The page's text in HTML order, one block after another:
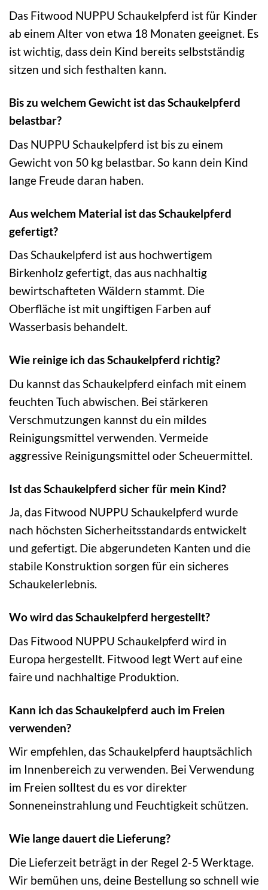
Das Fitwood NUPPU Schaukelpferd ist für Kinder
ab einem Alter von etwa 18 Monaten geeignet. Es
ist wichtig, dass dein Kind bereits selbstständig
sitzen und sich festhalten kann.
Bis zu welchem Gewicht ist das Schaukelpferd
belastbar?
Das NUPPU Schaukelpferd ist bis zu einem
Gewicht von 50 kg belastbar. So kann dein Kind
lange Freude daran haben.
Aus welchem Material ist das Schaukelpferd
gefertigt?
Das Schaukelpferd ist aus hochwertigem
Birkenholz gefertigt, das aus nachhaltig
bewirtschafteten Wäldern stammt. Die
Oberfläche ist mit ungiftigen Farben auf
Wasserbasis behandelt.
Wie reinige ich das Schaukelpferd richtig?
Du kannst das Schaukelpferd einfach mit einem
feuchten Tuch abwischen. Bei stärkeren
Verschmutzungen kannst du ein mildes
Reinigungsmittel verwenden. Vermeide
aggressive Reinigungsmittel oder Scheuermittel.
Ist das Schaukelpferd sicher für mein Kind?
Ja, das Fitwood NUPPU Schaukelpferd wurde
nach höchsten Sicherheitsstandards entwickelt
und gefertigt. Die abgerundeten Kanten und die
stabile Konstruktion sorgen für ein sicheres
Schaukelerlebnis.
Wo wird das Schaukelpferd hergestellt?
Das Fitwood NUPPU Schaukelpferd wird in
Europa hergestellt. Fitwood legt Wert auf eine
faire und nachhaltige Produktion.
Kann ich das Schaukelpferd auch im Freien
verwenden?
Wir empfehlen, das Schaukelpferd hauptsächlich
im Innenbereich zu verwenden. Bei Verwendung
im Freien solltest du es vor direkter
Sonneneinstrahlung und Feuchtigkeit schützen.
Wie lange dauert die Lieferung?
Die Lieferzeit beträgt in der Regel 2-5 Werktage.
Wir bemühen uns, deine Bestellung so schnell wie